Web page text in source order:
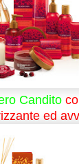
Candito
ed